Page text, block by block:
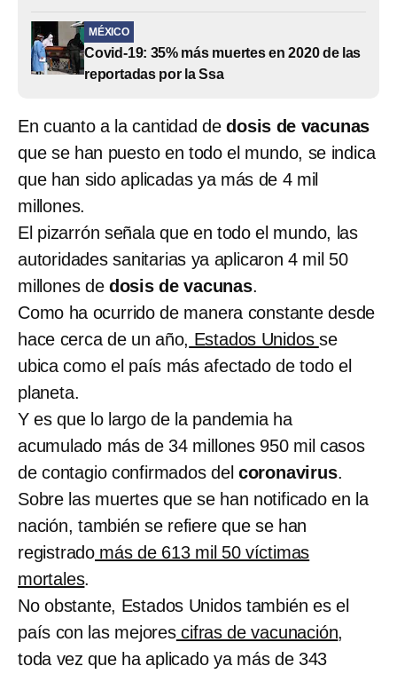
MÉXICO
Covid-19: 35% más muertes en 2020 de las
reportadas por la Ssa
En cuanto a la cantidad dedosis de vacunas
que se han puesto en todo el mundo, se indica
que han sido aplicadas ya más de 4 mil
millones.
El pizarrón señala que en todo el mundo, las
autoridades sanitarias ya aplicaron 4 mil 50
millones de dosis de vacunas.
Como ha ocurrido de manera constante desde
hace cerca de un año, Estados Unidos se
ubica como el país más afectado de todo el
planeta.
Y es que lo largo de la pandemia ha
acumulado más de 34 millones 950 mil casos
de contagio confirmados del coronavirus.
Sobre las muertes que se han notificado en la
nación, también se refiere que se han
registrado más de 613 mil 50 víctimas
mortales.
No obstante, Estados Unidos también es el
país con las mejorescifras de vacunación,
toda vez que ha aplicado ya más de 343